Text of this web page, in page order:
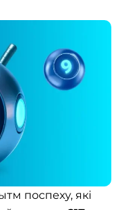
поспеху, які